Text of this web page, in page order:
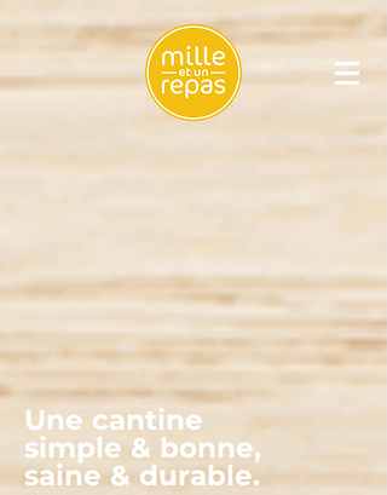
Une cantine
simple & bonne,
saine & durable.